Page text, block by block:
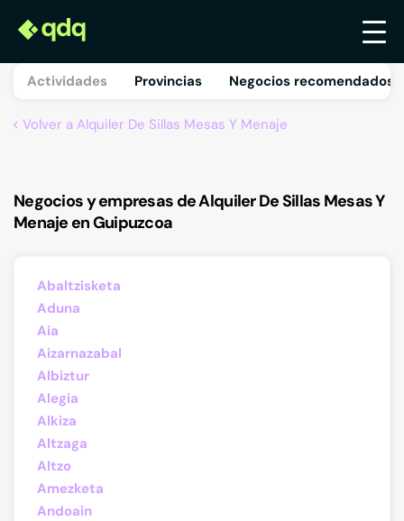
Actividades Provincias Negocios recomendados
Volver a Alquiler De Sillas Mesas Y Menaje
Negocios y empresas de Alquiler De Sillas Mesas Y
Menaje en Guipuzcoa
Abaltzisketa
Aduna
Aia
Aizarnazabal
Albiztur
Alegia
Alkiza
Altzaga
Altzo
Amezketa
Andoain